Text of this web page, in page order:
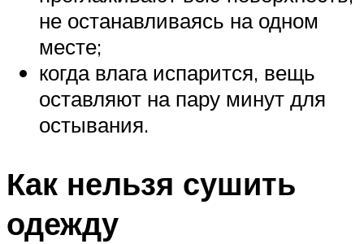
не останавливаясь на одном
месте;
когда влага испарится, вещь
оставляют на пару минут для
остывания.
Как нельзя сушить
одежду